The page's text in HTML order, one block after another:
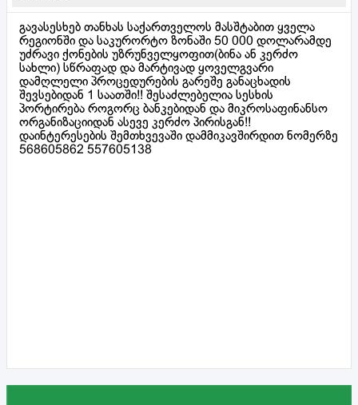
გავასესხებ თანხას საქართველოს მასშტაბით ყველა
რეგიონში და საკურორტო ზონაში 50 000 დოლარამდე
უძრავი ქონების უზრუნველყოფით(ბინა ან კერძო
სახლი) სწრაფად და მარტივად ყოველგვარი
დამღლელი პროცედურების გარეშე განაცხადის
შევსებიდან 1 საათში!! შესაძლებელია სესხის
პორტირება როგორც ბანკებიდან და მიკროსაფინანსო
ორგანიზაციიდან ასევე კერძო პირისგან!!
დაინტერესების შემთხვევაში დამმიკავშირდით ნომერზე
568605862 557605138